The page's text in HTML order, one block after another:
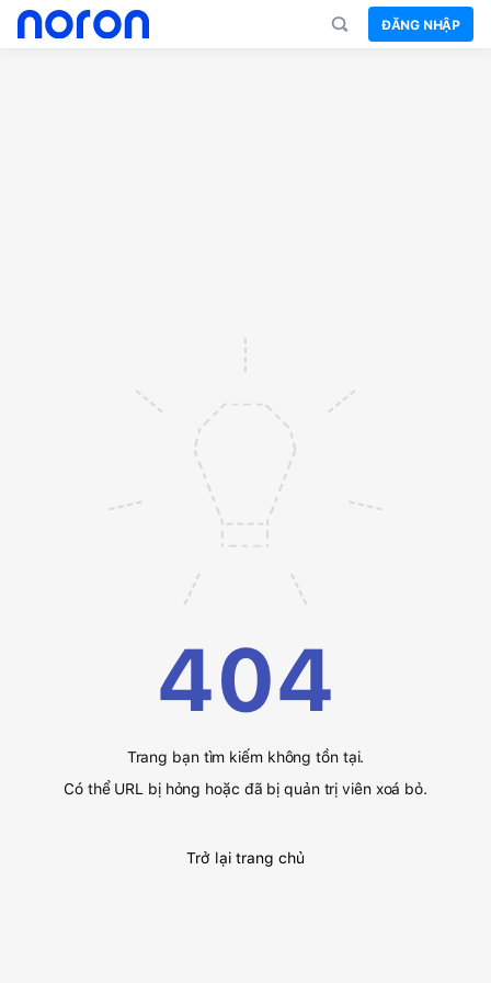
ĐĂNG NHẬP
404
Trang bạn tìm kiếm không tồn tại.
Có thể URL bị hỏng hoặc đã bị quản trị viên xoá bỏ.
Trở lại trang chủ